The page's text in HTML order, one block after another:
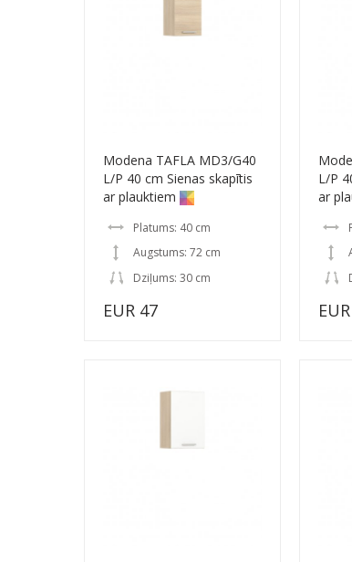
Modena TAFLA MD3/G40
L/P 40 cm Sienas skapītis
ar plauktiem
Platums: 40 cm
Augstums: 72 cm
Dziļums: 30 cm
EUR 47
L/P
ar